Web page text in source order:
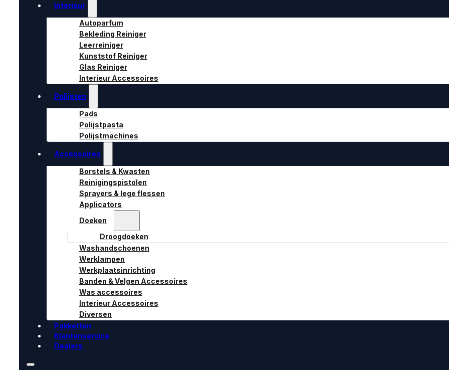
Interieur
Autoparfum
Bekleding Reiniger
Leerreiniger
Kunststof Reiniger
Glas Reiniger
Interieur Accessoires
Polijsten
Pads
Polijstpasta
Polijstmachines
Accessoires
Borstels & Kwasten
Reinigingspistolen
Sprayers & lege flessen
Applicators
Doeken
Droogdoeken
Washandschoenen
Werklampen
Werkplaatsinrichting
Banden & Velgen Accessoires
Was accessoires
Interieur Accessoires
Diversen
Pakketten
Klantenservice
Dealers